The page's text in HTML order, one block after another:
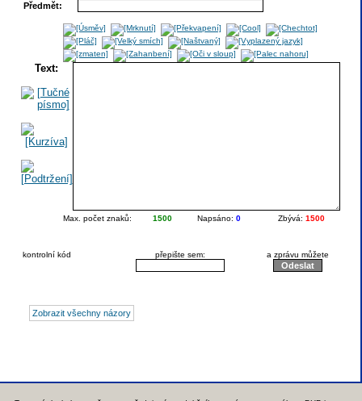
Předmět:
Text:
Max. počet znaků: 1500 Napsáno: 0 Zbývá: 1500
kontrolní kód přepište sem: a zprávu můžete